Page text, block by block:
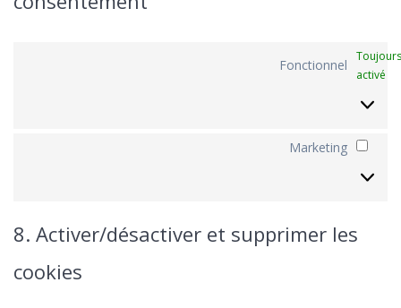
Fonctionnel
Toujours
activé
Marketing
8. Activer/désactiver et supprimer les
cookies